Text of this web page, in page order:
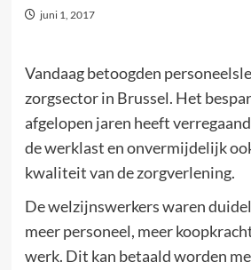
juni 1, 2017
Vandaag betoogden
zorgsector in Brussel. Het
afgelopen jaren heeft
de werklast en onvermijdelijk
kwaliteit van de zorgverlening.
De welzijnswerkers waren
meer personeel, meer
werk. Dit kan betaald worden